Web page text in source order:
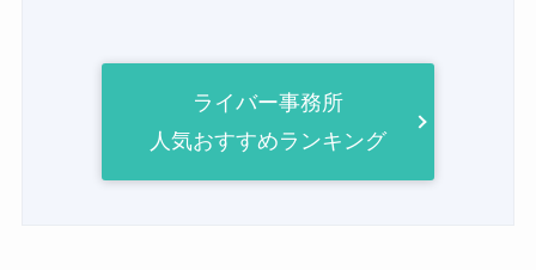
ライバー事務所
人気おすすめランキング